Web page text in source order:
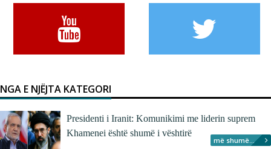
NGA E NJËJTA KATEGORI
Presidenti i Iranit: Komunikimi me liderin suprem
Khamenei është shumë i vështirë
më shumë...